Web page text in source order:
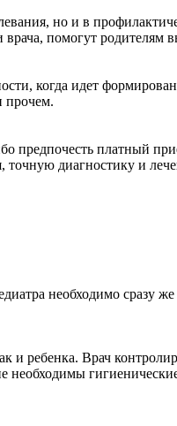
но и в
помогут родителям
когда идет
прочем.
предпочесть платный
точную диагностику и
необходимо сразу
и ребенка. Врач
необходимы